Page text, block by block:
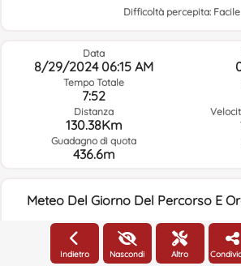
Difficoltà percepita: Facile
Data
8/29/2024 06:15 AM
Tempo Totale
7:52
Distanza
130.38Km
Guadagno di quota
436.6m
Meteo Del Giorno Del Percorso E
06:00
Indietro Nascondi Altro